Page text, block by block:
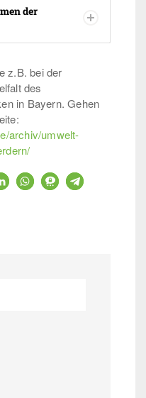
der
z.B. bei der
des
in Bayern. Gehen
archiv/umwelt-